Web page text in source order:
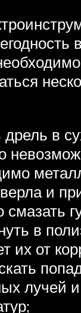
дрель в
и
смазать
в
их от
лучей